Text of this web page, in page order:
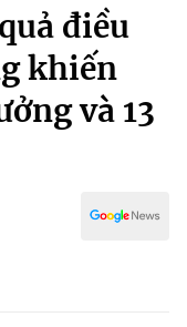
điều
khiến
và 13